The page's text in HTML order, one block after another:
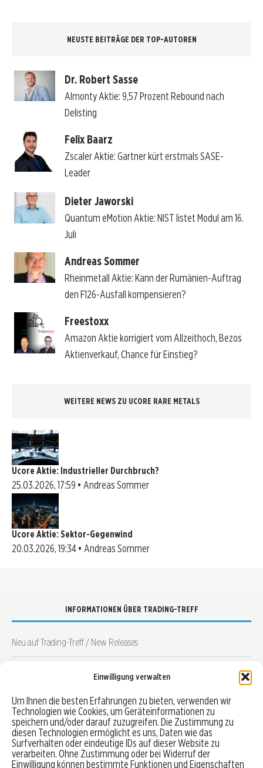
Einwilligung verwalten
Um Ihnen die besten Erfahrungen zu bieten, verwenden wir
Technologien wie Cookies, um Geräteinformationen zu
speichern und/oder darauf zuzugreifen. Die Zustimmung zu
diesen Technologien ermöglicht es uns, Daten wie das
Surfverhalten oder eindeutige IDs auf dieser Website zu
verarbeiten. Ohne Zustimmung oder bei Widerruf der
Einwilligung können bestimmte Funktionen und Eigenschaften
NEUSTE BEITRÄGE DER TOP-AUTOREN
Dr. Robert Sasse
Almonty Aktie: 9,57 Prozent Rebound nach
Delisting
Felix Baarz
Zscaler Aktie: Gartner kürt erstmals SASE-
Leader
Dieter Jaworski
Quantum eMotion Aktie: NIST listet Modul am 16.
Juli
Andreas Sommer
Rheinmetall Aktie: Kann der Rumänien-Auftrag
den F126-Ausfall kompensieren?
Freestoxx
Amazon Aktie korrigiert vom Allzeithoch, Bezos
Aktienverkauf, Chance für Einstieg?
WEITERE NEWS ZU UCORE RARE METALS
Ucore Aktie: Industrieller Durchbruch?
25.03.2026, 17:59 • Andreas Sommer
Ucore Aktie: Sektor-Gegenwind
20.03.2026, 19:34 • Andreas Sommer
INFORMATIONEN ÜBER TRADING-TREFF
Neu auf Trading-Treff / New Releases
Newsletter
Autoren auf Trading-Treff
BROKER UND GELDANLAGEN